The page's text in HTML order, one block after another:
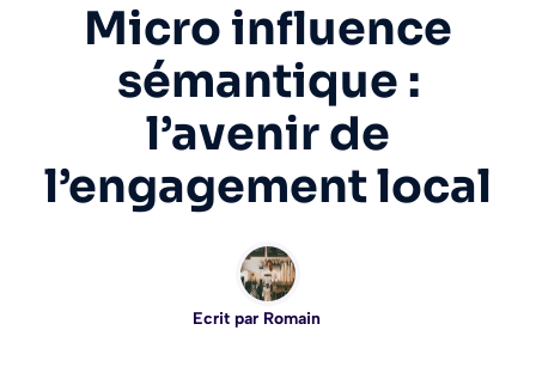
Micro influence
sémantique :
l’avenir de
l’engagement local
Ecrit par Romain